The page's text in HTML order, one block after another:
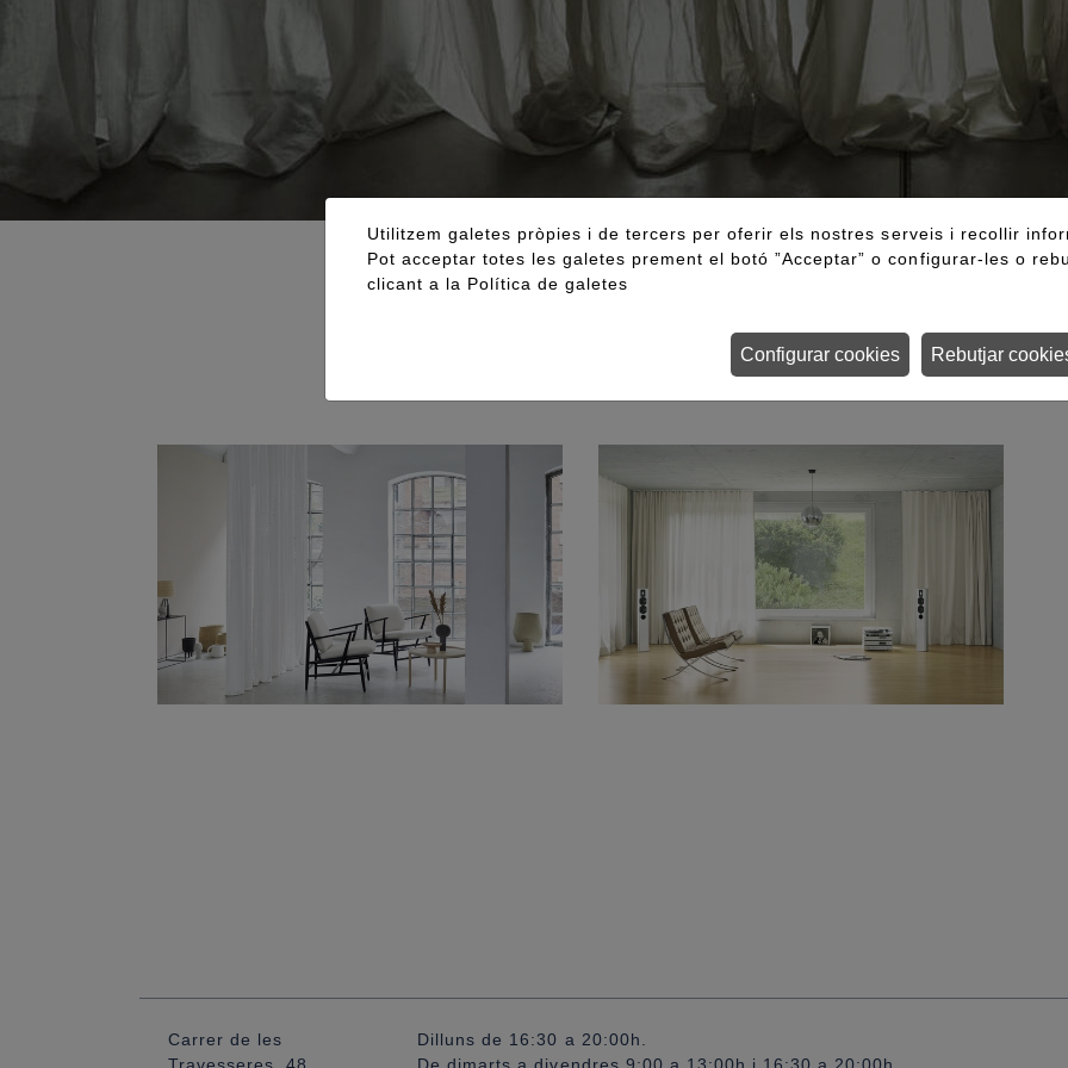
La cortina decorativa aporta una elegància
distintiu a qualsevol espai, elevant la decoració
sofisticat.
Carrer de les
Dilluns de 16:30 a 20:00h.
Utilitzem galetes pròpies i de tercers per oferir els nostres serveis i recollir
Pot acceptar totes les galetes prement el botó ”Acceptar” o configurar-les o
clicant a la Política de galetes
Rebutjar
Configurar cookies